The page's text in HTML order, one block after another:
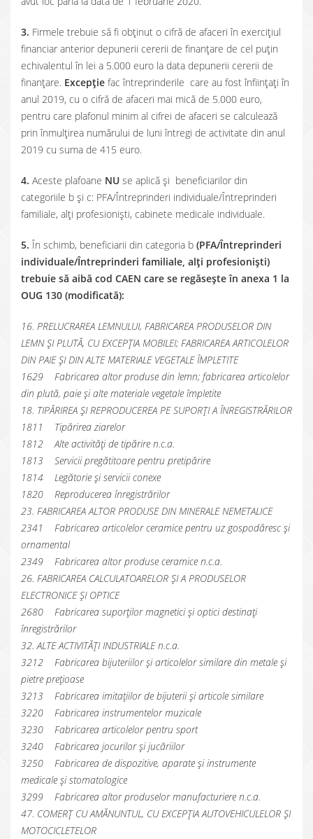
3. Firmele trebuie să fi obținut o cifră de afaceri în exercițiul
financiar anterior depunerii cererii de finanțare de cel puțin
echivalentul în lei a 5.000 euro la data depunerii cererii de
finanțare. Excepție fac întreprinderile care au fost înființați în
anul 2019, cu o cifră de afaceri mai mică de 5.000 euro,
pentru care plafonul minim al cifrei de afaceri se calculează
prin înmulțirea numărului de luni întregi de activitate din anul
2019 cu suma de 415 euro.
4. Aceste plafoane NU se aplică și beneficiarilor din
categoriile b și c: PFA/Întreprinderi individuale/Întreprinderi
familiale, alți profesioniști, cabinete medicale individuale.
5. În schimb, beneficiarii din categoria b (PFA/Întreprinderi
individuale/Întreprinderi familiale, alți profesioniști)
trebuie să aibă cod CAEN care se regăsește în anexa 1 la
OUG 130 (modificată):
16. PRELUCRAREA LEMNULUI, FABRICAREA PRODUSELOR DIN
LEMN ȘI PLUTĂ, CU EXCEPȚIA MOBILEI; FABRICAREA ARTICOLELOR
DIN PAIE ȘI DIN ALTE MATERIALE VEGETALE ÎMPLETITE
1629 Fabricarea altor produse din lemn; fabricarea articolelor
din plută, paie și alte materiale vegetale împletite
18. TIPĂRIREA ȘI REPRODUCEREA PE SUPORȚI A ÎNREGISTRĂRILOR
1811 Tipărirea ziarelor
1812 Alte activități de tipărire n.c.a.
1813 Servicii pregătitoare pentru pretipărire
1814 Legătorie și servicii conexe
1820 Reproducerea înregistrărilor
23. FABRICAREA ALTOR PRODUSE DIN MINERALE NEMETALICE
2341 Fabricarea articolelor ceramice pentru uz gospodăresc și
ornamental
2349 Fabricarea altor produse ceramice n.c.a.
26. FABRICAREA CALCULATOARELOR ȘI A PRODUSELOR
ELECTRONICE ȘI OPTICE
2680 Fabricarea suporților magnetici și optici destinați
înregistrărilor
32. ALTE ACTIVITĂȚI INDUSTRIALE n.c.a.
3212 Fabricarea bijuteriilor și articolelor similare din metale și
pietre prețioase
3213 Fabricarea imitațiilor de bijuterii și articole similare
3220 Fabricarea instrumentelor muzicale
3230 Fabricarea articolelor pentru sport
3240 Fabricarea jocurilor și jucăriilor
3250 Fabricarea de dispozitive, aparate și instrumente
medicale și stomatologice
3299 Fabricarea altor produselor manufacturiere n.c.a.
47. COMERȚ CU AMĂNUNTUL, CU EXCEPȚIA AUTOVEHICULELOR ȘI
MOTOCICLETELOR